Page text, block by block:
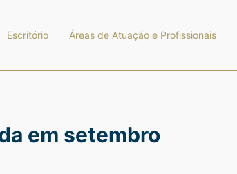
Escritório Áreas de Atuação e Profissionais
em setembro